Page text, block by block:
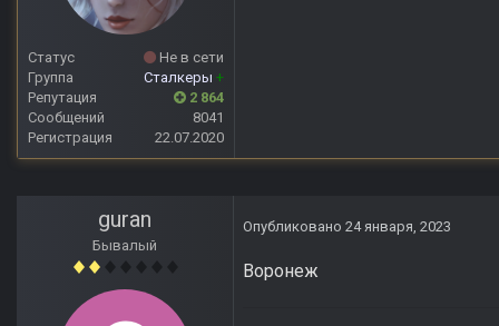
Статус
Не в сети
Группа
Сталкеры +
Репутация
2 864
Сообщений
8041
Регистрация
22.07.2020
guran
Бывалый
Опубликовано 24 января, 2023
Воронеж